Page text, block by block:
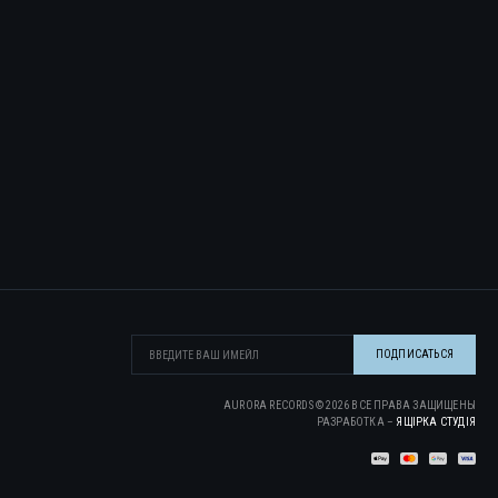
AURORA RECORDS ©2026 ВСЕ ПРАВА ЗАЩИЩЕНЫ
РАЗРАБОТКА – ЯЩІРКА CТУДІЯ